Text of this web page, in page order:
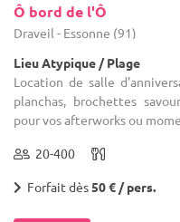
Ô bord de l'Ô
Draveil - Essonne (91)
Lieu Atypique / Plage
Location de salle
planchas, brochettes
pour vos afterworks ou
20-400
Forfait dès50 € / pers.